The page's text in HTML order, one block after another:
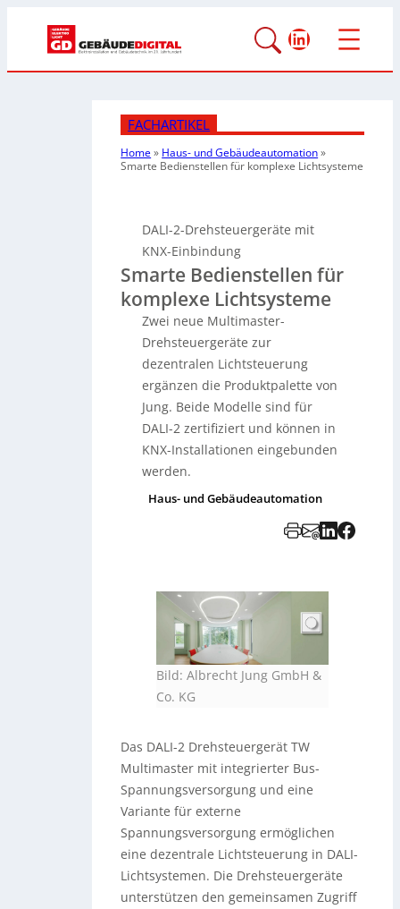
LinkedIn
FACHARTIKEL
Home» Haus- und Gebäudeautomation»
Smarte Bedienstellen für komplexe Lichtsysteme
DALI-2-Drehsteuergeräte mit
KNX-Einbindung
Smarte Bedienstellen für
komplexe Lichtsysteme
Zwei neue Multimaster-
Drehsteuergeräte zur
dezentralen Lichtsteuerung
ergänzen die Produktpalette von
Jung. Beide Modelle sind für
DALI-2 zertifiziert und können in
KNX-Installationen eingebunden
werden.
Haus- und Gebäudeautomation
Bild: Albrecht Jung GmbH &
Co. KG
Das DALI-2 Drehsteuergerät TW
Multimaster mit integrierter Bus-
Spannungsversorgung und eine
Variante für externe
Spannungsversorgung ermöglichen
eine dezentrale Lichtsteuerung in DALI-
Lichtsystemen. Die Drehsteuergeräte
unterstützen den gemeinsamen Zugriff